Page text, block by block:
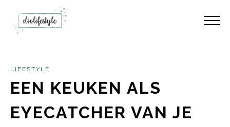
LIFESTYLE
EEN KEUKEN ALS
EYECATCHER VAN JE